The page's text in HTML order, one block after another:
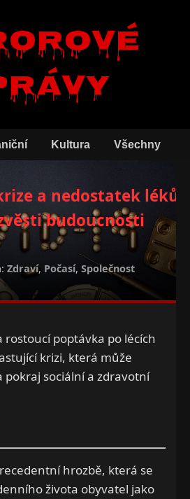
Kultura Všechny
a nedostatek léků:
budoucnosti
Zdraví, Počasí, Společnost
rostoucí poptávka po lécích
krizi, která může
pokraj sociální a zdravotní
hrozbě, která se
života obyvatel jako